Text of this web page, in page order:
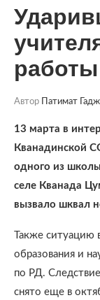
работы
Автор Патимат
13 марта в
Кванадинской
одного из
селе Кванада
вызвало шквал
Также ситуацию
образования и
по РД.
снято еще в